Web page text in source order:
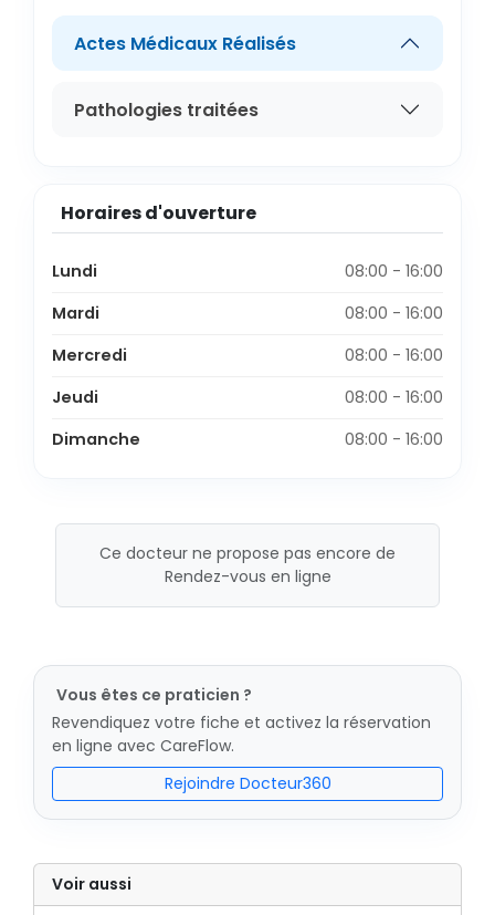
Actes Médicaux Réalisés
Pathologies traitées
Horaires d'ouverture
Lundi
08:00 - 16:00
Mardi
08:00 - 16:00
Mercredi
08:00 - 16:00
Jeudi
08:00 - 16:00
Dimanche
08:00 - 16:00
Ce docteur ne propose pas encore de
Rendez-vous en ligne
Vous êtes ce praticien ?
Revendiquez votre fiche et activez la réservation
en ligne avec CareFlow.
Rejoindre Docteur360
Voir aussi